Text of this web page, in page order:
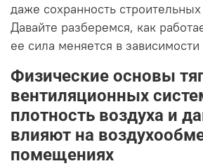
даже сохранность
Давайте разберемся, как
ее сила меняется в зависимости
Физические основы
вентиляционных
плотность воздуха и
влияют на
помещениях